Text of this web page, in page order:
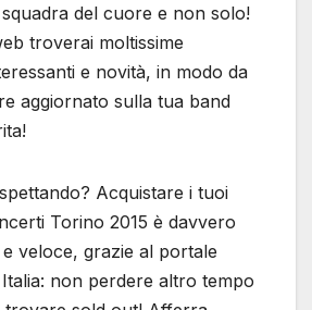
al volo e vai subito ad
in tutta tranquillità e in
PARQUET ROMA:
garanzia di una
ristrutturazione
completa di altissima